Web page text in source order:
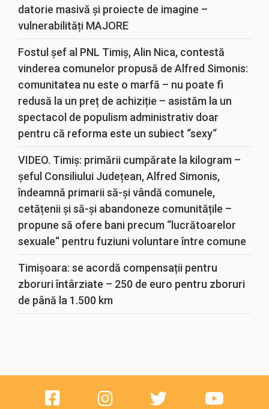
datorie masivă și proiecte de imagine –
vulnerabilități MAJORE
Fostul șef al PNL Timiș, Alin Nica, contestă
vinderea comunelor propusă de Alfred Simonis:
comunitatea nu este o marfă – nu poate fi
redusă la un preț de achiziție – asistăm la un
spectacol de populism administrativ doar
pentru că reforma este un subiect “sexy“
VIDEO. Timiș: primării cumpărate la kilogram –
șeful Consiliului Județean, Alfred Simonis,
îndeamnă primarii să-și vândă comunele,
cetățenii și să-și abandoneze comunitățile –
propune să ofere bani precum “lucrătoarelor
sexuale“ pentru fuziuni voluntare între comune
Timișoara: se acordă compensații pentru
zboruri întârziate – 250 de euro pentru zboruri
de până la 1.500 km